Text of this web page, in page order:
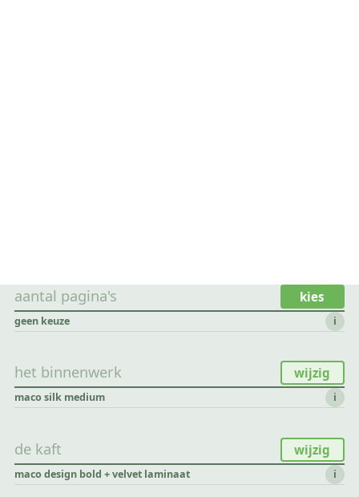
aantal pagina's kies
geen keuze i
het binnenwerk wijzig
maco silk medium i
de kaft wijzig
maco design bold + velvet laminaat i